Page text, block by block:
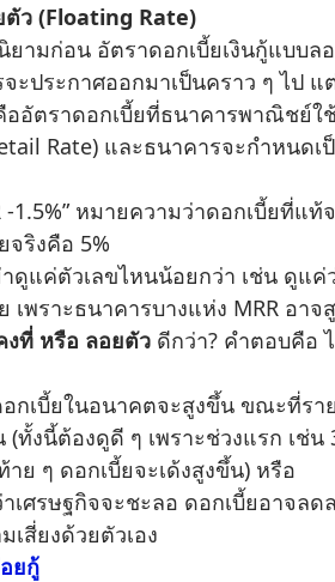
ตัว (Floating Rate)
ามก่อน อัตราดอกเบี้ยเงินกู้แบบล
ประกาศออกมาเป็นคราว ๆ ไป
ตราดอกเบี้ยที่ธนาคารพาณิชย์ใช้
Rate) และธนาคารจะกำหนด
หมายความว่าดอกเบี้ยที่แท้
จริงคือ 5%
ตัวเลขไหนน้อยกว่า เช่น ดูแค่ว่า
เพราะธนาคารบางแห่ง MRR อา
งที่ หรือ ลอยตัว ดีกว่า? คำตอบคือ
กเบี้ยในอนาคตจะสูงขึ้น ขณะที่ร
(ทั้งนี้ต้องดูดี ๆ เพราะช่วงแรก เช่
ย ๆ ดอกเบี้ยจะเด้งสูงขึ้น) หรือ
เศรษฐกิจจะชะลอ ดอกเบี้ยอาจ
เสี่ยงด้วยตัวเอง
ยกู้